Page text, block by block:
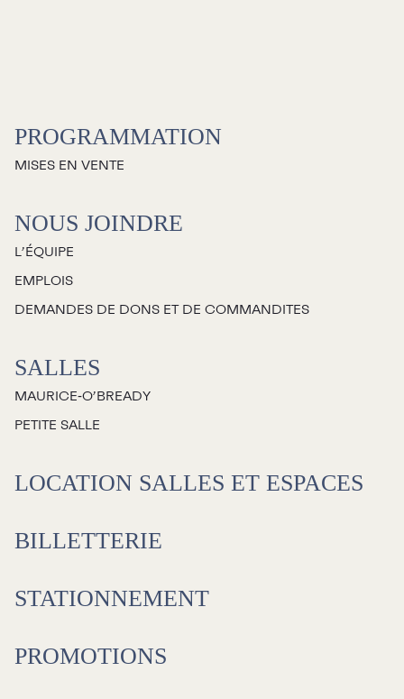
PROGRAMMATION
MISES EN VENTE
NOUS JOINDRE
L’ÉQUIPE
EMPLOIS
DEMANDES DE DONS ET DE COMMANDITES
SALLES
MAURICE‑O’BREADY
PETITE SALLE
LOCATION SALLES ET ESPACES
BILLETTERIE
STATIONNEMENT
PROMOTIONS